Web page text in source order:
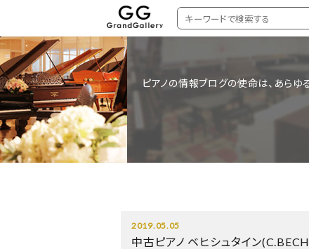
ピアノの情報ブログの使命は、あらゆ
2019.05.05
中古ピアノ ベヒシュタイン